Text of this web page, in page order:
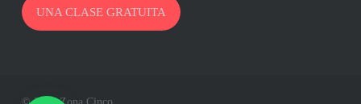
UNA CLASE GRATUITA